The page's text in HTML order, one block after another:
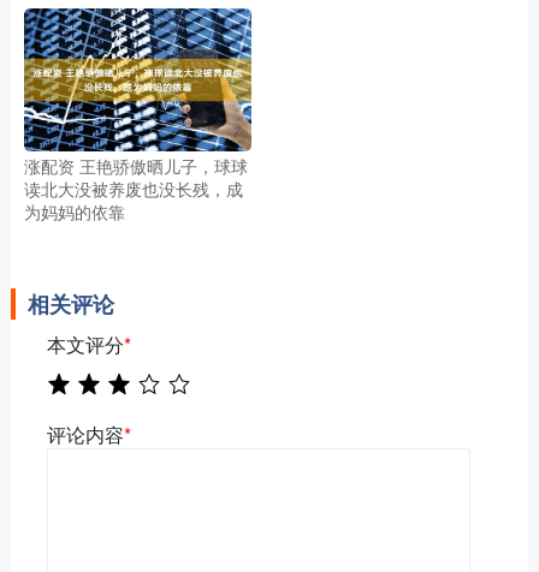
涨配资 王艳骄傲晒儿子，球球
读北大没被养废也没长残，成
为妈妈的依靠
相关评论
本文评分*
评论内容*